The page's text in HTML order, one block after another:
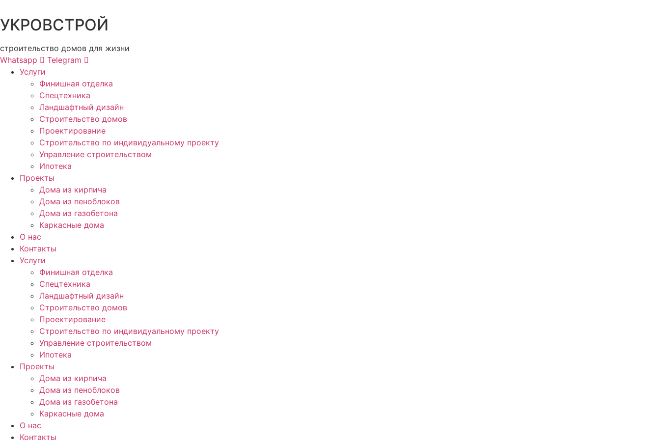
УКРОВСТРОЙ
строительство домов для жизни
Whatsapp
Telegram
Услуги
Финишная отделка
Спецтехника
Ландшафтный дизайн
Строительство домов
Проектирование
Строительство по индивидуальному проекту
Управление строительством
Ипотека
Проекты
Дома из кирпича
Дома из пеноблоков
Дома из газобетона
Каркасные дома
О нас
Контакты
Услуги
Финишная отделка
Спецтехника
Ландшафтный дизайн
Строительство домов
Проектирование
Строительство по индивидуальному проекту
Управление строительством
Ипотека
Проекты
Дома из кирпича
Дома из пеноблоков
Дома из газобетона
Каркасные дома
О нас
Контакты